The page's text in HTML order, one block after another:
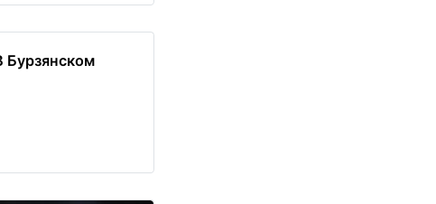
Бурзянском